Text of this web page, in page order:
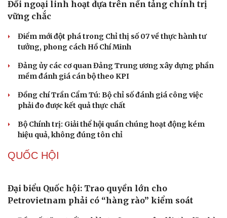
Cải chính
Đối ngoại linh hoạt dựa trên nền tảng chính trị
vững chắc
Điểm mới đột phá trong Chỉ thị số 07 về thực hành tư
tưởng, phong cách Hồ Chí Minh
Đảng ủy các cơ quan Đảng Trung ương xây dựng phần
mềm đánh giá cán bộ theo KPI
Đồng chí Trần Cẩm Tú: Bộ chỉ số đánh giá công việc
phải đo được kết quả thực chất
Bộ Chính trị: Giải thể hội quần chúng hoạt động kém
hiệu quả, không đúng tôn chỉ
QUỐC HỘI
Đại biểu Quốc hội: Trao quyền lớn cho
Petrovietnam phải có “hàng rào” kiểm soát